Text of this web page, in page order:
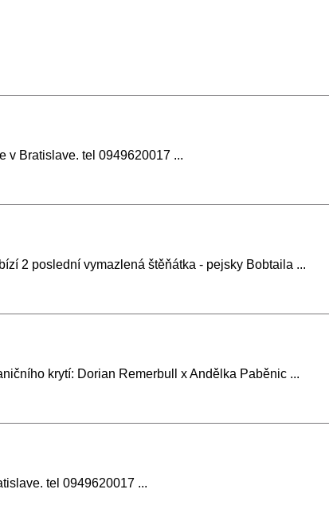
v Bratislave. tel 0949620017 ...
2 poslední vymazlená štěňátka - pejsky Bobtaila ...
krytí: Dorian Remerbull x Andělka Paběnic ...
tel 0949620017 ...